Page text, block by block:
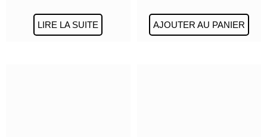
LIRE LA SUITE AJOUTER AU PANIER